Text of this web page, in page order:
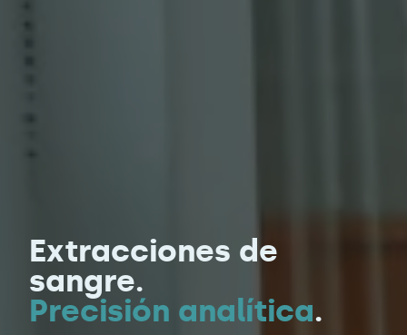
Extracciones de
sangre.
Precisión analítica.